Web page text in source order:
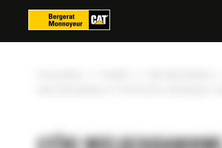
Panel zarządzania plikami cookies